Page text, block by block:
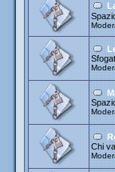
Chi